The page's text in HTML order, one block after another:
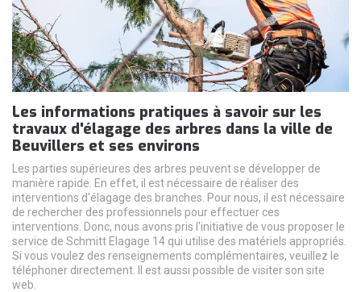
Les informations pratiques à savoir sur les
travaux d'élagage des arbres dans la ville de
Beuvillers et ses environs
Les parties supérieures des arbres peuvent se développer de
manière rapide. En effet, il est nécessaire de réaliser des
interventions d'élagage des branches. Pour nous, il est nécessaire
de rechercher des professionnels pour effectuer ces
interventions. Donc, nous avons pris l'initiative de vous proposer le
service de Schmitt Elagage 14 qui utilise des matériels appropriés.
Si vous voulez des renseignements complémentaires, veuillez le
téléphoner directement. Il est aussi possible de visiter son site
web.